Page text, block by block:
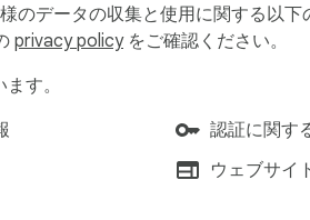
、Google、Geminiの公式サービスで
のデータの収集と使用に関する以下
privacy policyをご確認ください。
す。
認証に関す
ウェブサイ